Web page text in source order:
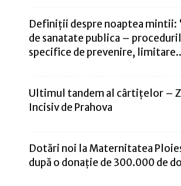
Definiţii despre noaptea mintii:
de sanatate publica –
specifice de prevenire,
Ultimul tandem al cârtițelor –
Incisiv de Prahova
Dotări noi la Maternitatea
după o donaţie de 300.000 de